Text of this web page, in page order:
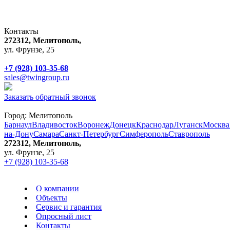
Контакты
272312, Мелитополь,
ул. Фрунзе, 25
+7 (928) 103-35-68
sales@twingroup.ru
Заказать обратный звонок
Город: Мелитополь
БарнаулВладивостокВоронежДонецкКраснодарЛуганскМосква
на-ДонуСамараСанкт-ПетербургСимферопольСтаврополь
272312, Мелитополь,
ул. Фрунзе, 25
+7 (928) 103-35-68
О компании
Объекты
Сервис и гарантия
Опросный лист
Контакты